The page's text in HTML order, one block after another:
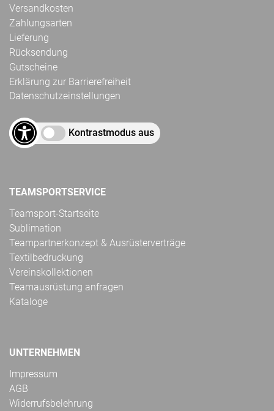
Versandkosten
Zahlungsarten
Lieferung
Rücksendung
Gutscheine
Erklärung zur Barrierefreiheit
Datenschutzeinstellungen
Kontrastmodus aus
TEAMSPORTSERVICE
Teamsport-Startseite
Sublimation
Teampartnerkonzept & Ausrüsterverträge
Textilbedruckung
Vereinskollektionen
Teamausrüstung anfragen
Kataloge
UNTERNEHMEN
Impressum
AGB
Widerrufsbelehrung